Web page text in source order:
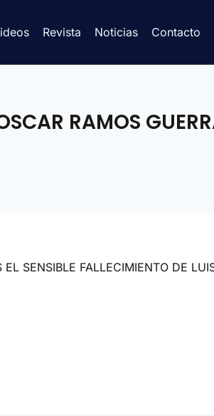
Revista Noticias Contacto
RAMOS
EL SENSIBLE FALLECIMIENTO DE